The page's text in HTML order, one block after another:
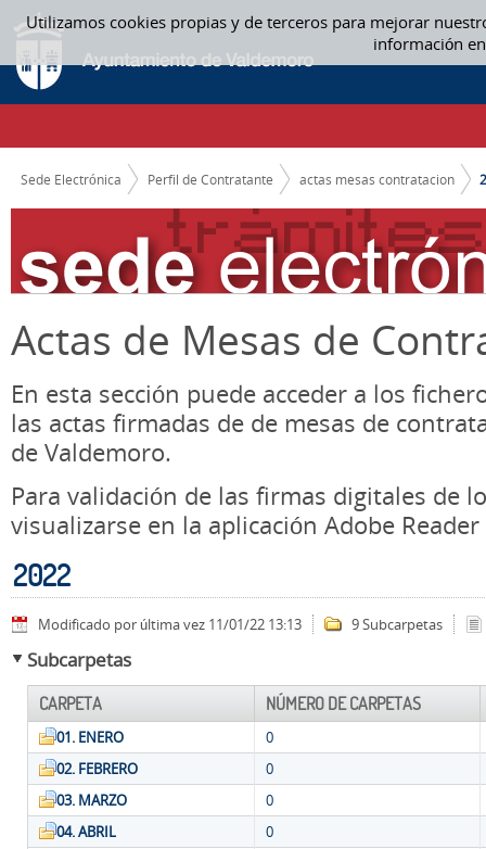
Utilizamos cookies propias y de terceros para mejorar
información
Saltar al contenido
2022 - ACTAS MESAS CONTRATACION
CAMINO DE MIGAS
Sede Electrónica Perfil de Contratante actas mesas contratacion
Actas de Mesas de
En esta sección puede acceder a los
las actas firmadas de de mesas de
de Valdemoro.
Para validación de las firmas digitales de
visualizarse en la aplicación Adobe Reader
2022
Modificado por última vez 11/01/22 13:13 9 Subcarpetas
Subcarpetas
CARPETA NÚMERO DE CARPETAS
01. ENERO
0
02. FEBRERO
0
03. MARZO
0
04. ABRIL
0